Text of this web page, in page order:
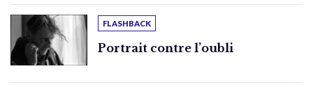
FLASHBACK
Portrait contre l’oubli